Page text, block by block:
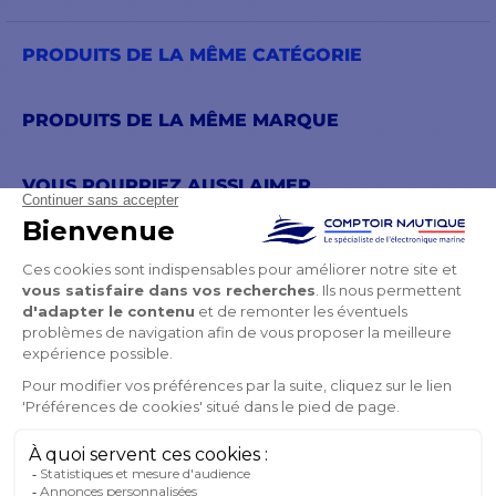
PRODUITS DE LA MÊME CATÉGORIE
PRODUITS DE LA MÊME MARQUE
VOUS POURRIEZ AUSSI AIMER